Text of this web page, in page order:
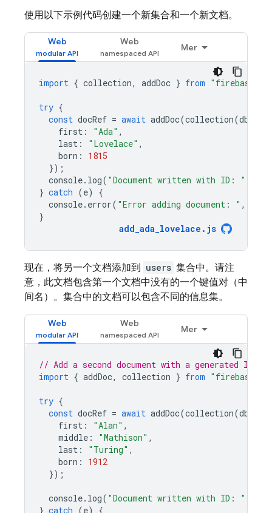
使用以下示例代码创建一个新集合和一个新文档。
Web Web
Mer
import { collection, addDoc } from "firebase/
try {
const docRef = await addDoc(collection(db
first : "Ada" ,
last : "Lovelace" ,
born :
1815
});
console. log( "Document written with ID: "
} catch (e)
{
console. error( "Error adding document: " ,
}
add_ada_lovelace . js
现在，将另一个文档添加到 users 集合中。请注
意，此文档包含第一个文档中没有的一个键值对（中
间名）。集合中的文档可以包含不同的信息集。
Web Web
Mer
// Add a second document with a generated ID.
import { addDoc, collection } from "firebase/
try {
const docRef = await addDoc(collection(db
first : "Alan" ,
middle : "Mathison" ,
last : "Turing" ,
born :
1912
});
console. log( "Document written with ID: "
} catch (e) {